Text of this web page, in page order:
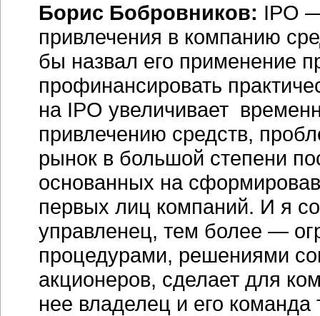
Борис Бобровников: IPO
привлечения в компанию
бы назвал его применение
профинансировать
на IPO увеличивает
привлечению средств,
рынок в большой степени
основанных на
первых лиц компаний. И я
управленец, тем более —
процедурами, решениями
акционеров, сделает для
нее владелец и его